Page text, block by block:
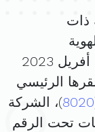
ذات
. تم تأسيسها في 6 أفريل 2023
الرئيسي
8020)، الشركة
تحت الرقم